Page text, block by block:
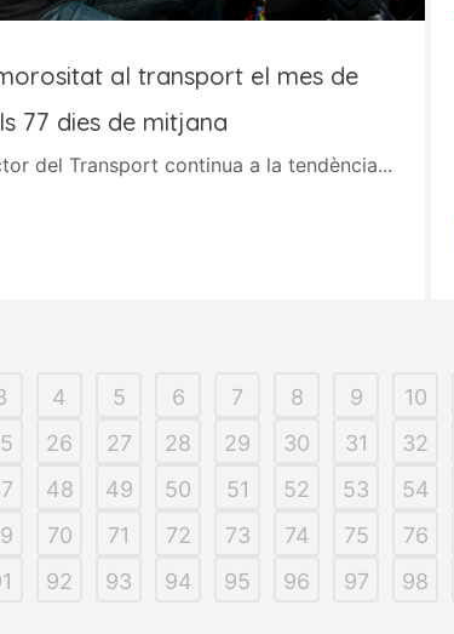
al transport el mes de
77 dies de mitjana
del Transport continua a la tendència...
4 5 6 7 8 9 10
26 27 28 29 30 31 32
48 49 50 51 52 53 54
70 71 72 73 74 75 76
92 93 94 95 96 97 98